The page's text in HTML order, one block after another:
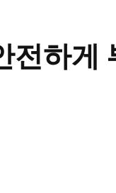
전하게